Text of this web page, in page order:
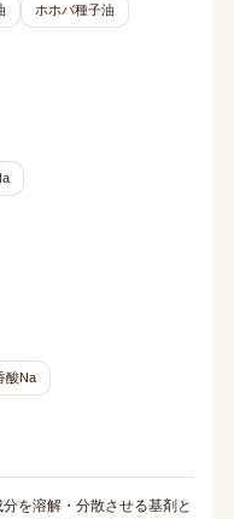
ホホバ種子油
酸Na
を溶解・分散させる基剤と